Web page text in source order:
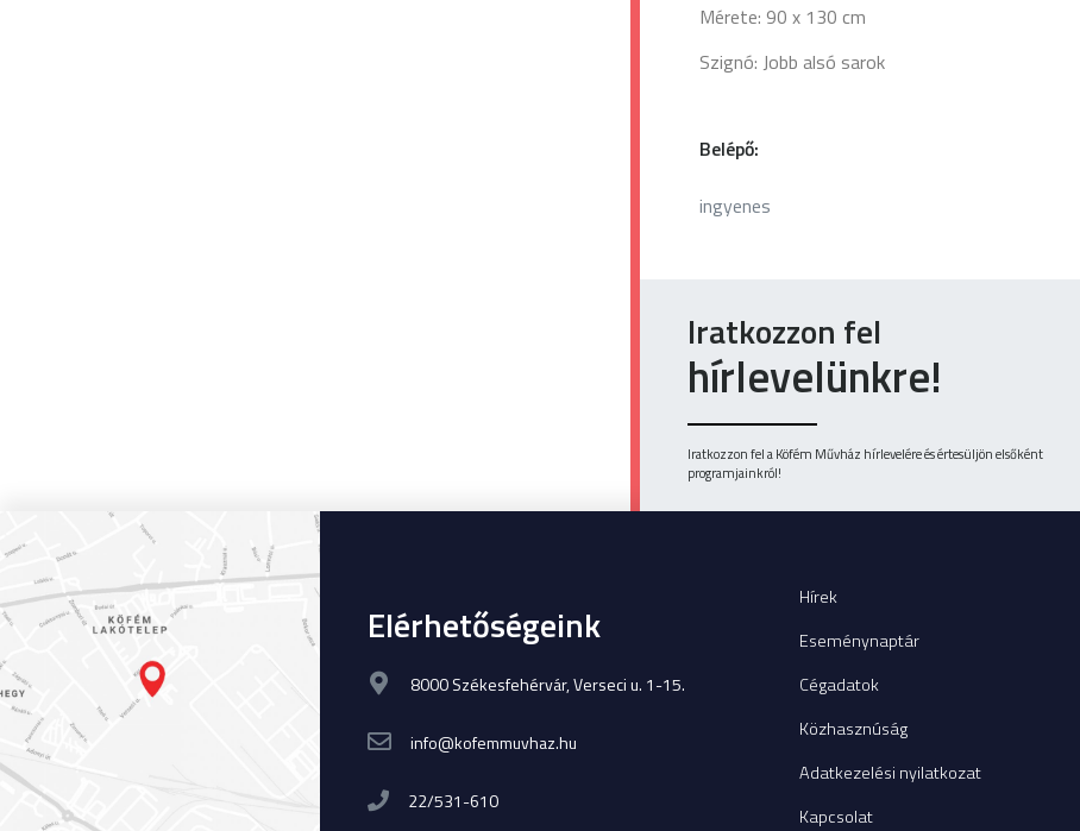
Mérete: 90 x 130 cm
Szignó: Jobb alsó sarok
Belépő:
ingyenes
Iratkozzon fel
hírlevelünkre!
Iratkozzon fel a Köfém Művház hírlevelére és értesüljön elsőként
programjainkról!
Elérhetőségeink
8000 Székesfehérvár, Verseci u. 1-15.
info@kofemmuvhaz.hu
22/531-610
Hírek
Eseménynaptár
Cégadatok
Közhasznúság
Adatkezelési nyilatkozat
Kapcsolat